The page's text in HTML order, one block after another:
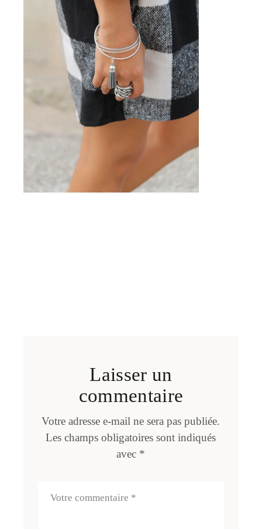
Laisser un
commentaire
Votre adresse e-mail ne sera pas publiée.
Les champs obligatoires sont indiqués
avec *